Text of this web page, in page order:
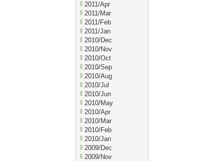
2011/Apr
2011/Mar
2011/Feb
2011/Jan
2010/Dec
2010/Nov
2010/Oct
2010/Sep
2010/Aug
2010/Jul
2010/Jun
2010/May
2010/Apr
2010/Mar
2010/Feb
2010/Jan
2009/Dec
2009/Nov